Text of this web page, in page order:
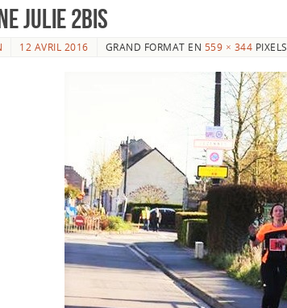
julie 2bis
12 AVRIL 2016 GRAND FORMAT EN 559 × 344 PIXELS